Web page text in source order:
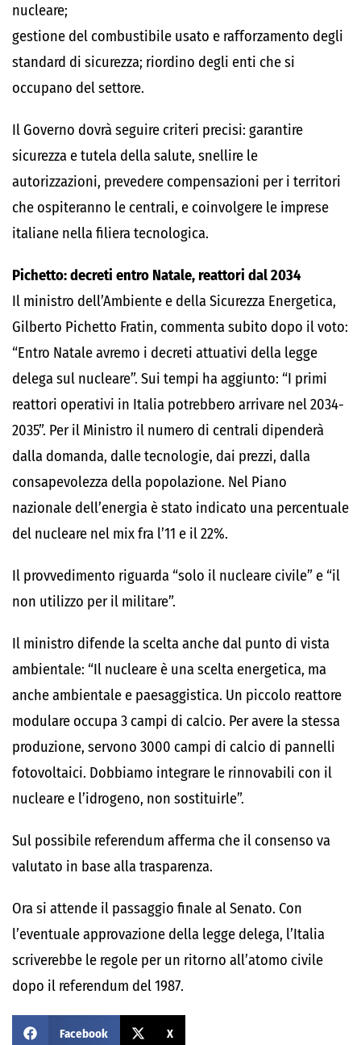
nucleare;
gestione del combustibile usato e rafforzamento degli
standard di sicurezza; riordino degli enti che si
occupano del settore.
Il Governo dovrà seguire criteri precisi: garantire
sicurezza e tutela della salute, snellire le
autorizzazioni, prevedere compensazioni per i territori
che ospiteranno le centrali, e coinvolgere le imprese
italiane nella filiera tecnologica.
Pichetto: decreti entro Natale, reattori dal 2034
Il ministro dell’Ambiente e della Sicurezza Energetica,
Gilberto Pichetto Fratin, commenta subito dopo il voto:
“Entro Natale avremo i decreti attuativi della legge
delega sul nucleare”. Sui tempi ha aggiunto: “I primi
reattori operativi in Italia potrebbero arrivare nel 2034-
2035”. Per il Ministro il numero di centrali dipenderà
dalla domanda, dalle tecnologie, dai prezzi, dalla
consapevolezza della popolazione. Nel Piano
nazionale dell’energia è stato indicato una percentuale
del nucleare nel mix fra l’11 e il 22%.
Il provvedimento riguarda “solo il nucleare civile” e “il
non utilizzo per il militare”.
Il ministro difende la scelta anche dal punto di vista
ambientale: “Il nucleare è una scelta energetica, ma
anche ambientale e paesaggistica. Un piccolo reattore
modulare occupa 3 campi di calcio. Per avere la stessa
produzione, servono 3000 campi di calcio di pannelli
fotovoltaici. Dobbiamo integrare le rinnovabili con il
nucleare e l’idrogeno, non sostituirle”.
Sul possibile referendum afferma che il consenso va
valutato in base alla trasparenza.
Ora si attende il passaggio finale al Senato. Con
l’eventuale approvazione della legge delega, l’Italia
scriverebbe le regole per un ritorno all’atomo civile
dopo il referendum del 1987.
Facebook X